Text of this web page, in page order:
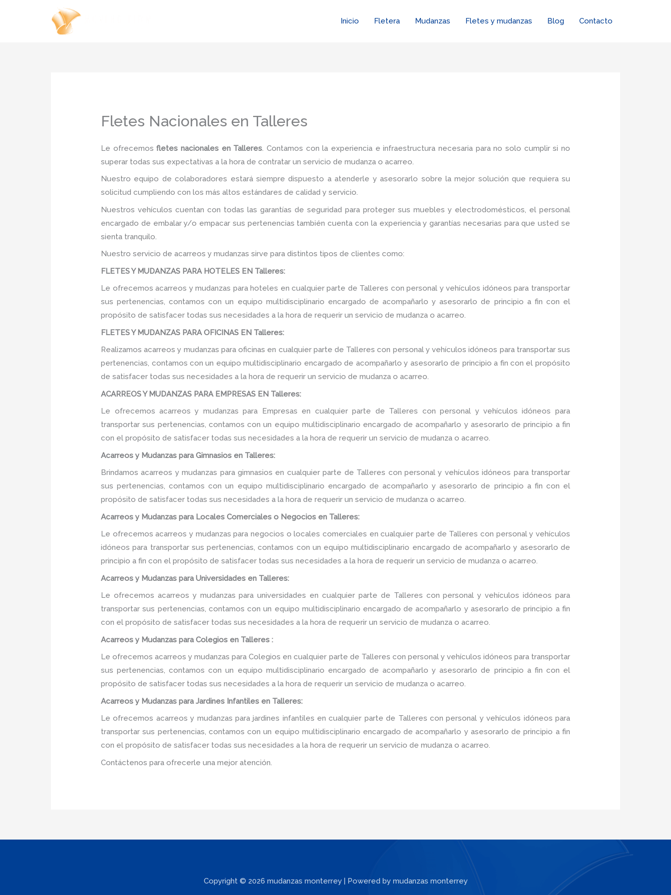
Inicio Fletera Mudanzas Fletes y mudanzas Blog Contacto
Fletes Nacionales en Talleres
Le ofrecemos fletes nacionales en Talleres . Contamos con la experiencia e infraestructura necesaria para no solo cumplir si no
superar todas sus expectativas a la hora de contratar un servicio de mudanza o acarreo.
Nuestro equipo de colaboradores estará siempre dispuesto a atenderle y asesorarlo sobre la mejor solución que requiera su
solicitud cumpliendo con los más altos estándares de calidad y servicio.
Nuestros vehículos cuentan con todas las garantías de seguridad para proteger sus muebles y electrodomésticos, el personal
encargado de embalar y/o empacar sus pertenencias también cuenta con la experiencia y garantías necesarias para que usted se
sienta tranquilo.
Nuestro servicio de acarreos y mudanzas sirve para distintos tipos de clientes como:
FLETES Y MUDANZAS PARA HOTELES EN Talleres:
Le ofrecemos acarreos y mudanzas para hoteles en cualquier parte de Talleres con personal y vehículos idóneos para transportar
sus pertenencias, contamos con un equipo multidisciplinario encargado de acompañarlo y asesorarlo de principio a fin con el
propósito de satisfacer todas sus necesidades a la hora de requerir un servicio de mudanza o acarreo.
FLETES Y MUDANZAS PARA OFICINAS EN Talleres:
Realizamos acarreos y mudanzas para oficinas en cualquier parte de Talleres con personal y vehículos idóneos para transportar sus
pertenencias, contamos con un equipo multidisciplinario encargado de acompañarlo y asesorarlo de principio a fin con el propósito
de satisfacer todas sus necesidades a la hora de requerir un servicio de mudanza o acarreo.
ACARREOS Y MUDANZAS PARA EMPRESAS EN Talleres:
Le ofrecemos acarreos y mudanzas para Empresas en cualquier parte de Talleres con personal y vehículos idóneos para
transportar sus pertenencias, contamos con un equipo multidisciplinario encargado de acompañarlo y asesorarlo de principio a fin
con el propósito de satisfacer todas sus necesidades a la hora de requerir un servicio de mudanza o acarreo.
Acarreos y Mudanzas para Gimnasios en Talleres:
Brindamos acarreos y mudanzas para gimnasios en cualquier parte de Talleres con personal y vehículos idóneos para transportar
sus pertenencias, contamos con un equipo multidisciplinario encargado de acompañarlo y asesorarlo de principio a fin con el
propósito de satisfacer todas sus necesidades a la hora de requerir un servicio de mudanza o acarreo.
Acarreos y Mudanzas para Locales Comerciales o Negocios en Talleres:
Le ofrecemos acarreos y mudanzas para negocios o locales comerciales en cualquier parte de Talleres con personal y vehículos
idóneos para transportar sus pertenencias, contamos con un equipo multidisciplinario encargado de acompañarlo y asesorarlo de
principio a fin con el propósito de satisfacer todas sus necesidades a la hora de requerir un servicio de mudanza o acarreo.
Acarreos y Mudanzas para Universidades en Talleres:
Le ofrecemos acarreos y mudanzas para universidades en cualquier parte de Talleres con personal y vehículos idóneos para
transportar sus pertenencias, contamos con un equipo multidisciplinario encargado de acompañarlo y asesorarlo de principio a fin
con el propósito de satisfacer todas sus necesidades a la hora de requerir un servicio de mudanza o acarreo.
Acarreos y Mudanzas para Colegios en Talleres :
Le ofrecemos acarreos y mudanzas para Colegios en cualquier parte de Talleres con personal y vehículos idóneos para transportar
sus pertenencias, contamos con un equipo multidisciplinario encargado de acompañarlo y asesorarlo de principio a fin con el
propósito de satisfacer todas sus necesidades a la hora de requerir un servicio de mudanza o acarreo.
Acarreos y Mudanzas para Jardines Infantiles en Talleres:
Le ofrecemos acarreos y mudanzas para jardines infantiles en cualquier parte de Talleres con personal y vehículos idóneos para
transportar sus pertenencias, contamos con un equipo multidisciplinario encargado de acompañarlo y asesorarlo de principio a fin
con el propósito de satisfacer todas sus necesidades a la hora de requerir un servicio de mudanza o acarreo.
Contáctenos para ofrecerle una mejor atención.
Copyright © 2026 mudanzas monterrey | Powered by mudanzas monterrey